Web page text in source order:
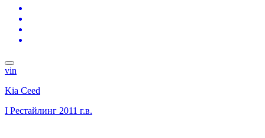
vin
Kia Ceed
I Рестайлинг 2011 г.в.